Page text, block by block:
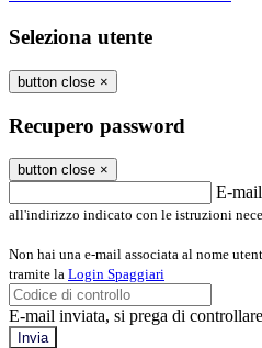
Seleziona utente
button close ×
Recupero password
button close ×
E-mail
all'indirizzo indicato con le istruzioni
Non hai una e-mail associata al nome
tramite la Login Spaggiari
E-mail inviata, si prega di